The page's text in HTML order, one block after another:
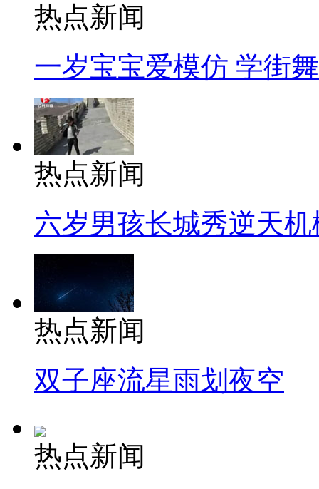
热点新闻
一岁宝宝爱模仿 学街
热点新闻
六岁男孩长城秀逆天机
热点新闻
双子座流星雨划夜空
热点新闻